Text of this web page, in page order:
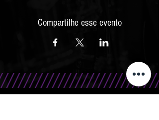
Compartilhe esse evento